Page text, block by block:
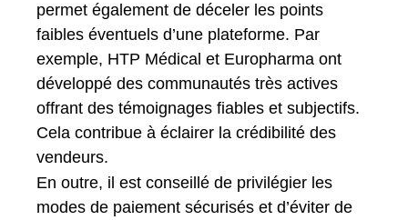
permet également de déceler les points
faibles éventuels d’une plateforme. Par
exemple, HTP Médical et Europharma ont
développé des communautés très actives
offrant des témoignages fiables et subjectifs.
Cela contribue à éclairer la crédibilité des
vendeurs.
En outre, il est conseillé de privilégier les
modes de paiement sécurisés et d’éviter de